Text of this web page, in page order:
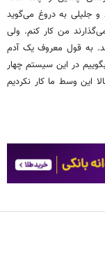
و جلیلی به دروغ می‌گوید
من کار کنم. ولی
به قول معروف یک آدم
در این سیستم چهار
این وسط ما کار نکردیم